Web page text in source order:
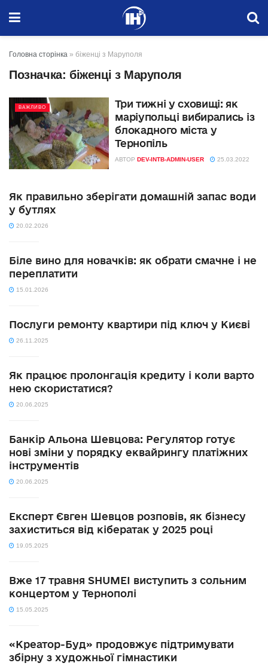
Головна сторінка » біженці з Маруполя
Позначка: біженці з Маруполя
ВАЖЛИВО
Три тижні у сховищі: як
маріупольці вибирались із
блокадного міста у
Тернопіль
АВТОР DEV-INTB-ADMIN-USER 25.03.2022
Як правильно зберігати домашній запас води
у бутлях
20.02.2026
Біле вино для новачків: як обрати смачне і не
переплатити
15.01.2026
Послуги ремонту квартири під ключ у Києві
26.11.2025
Як працює пролонгація кредиту і коли варто
нею скористатися?
20.06.2025
Банкір Альона Шевцова: Регулятор готує
нові зміни у порядку еквайрингу платіжних
інструментів
20.06.2025
Експерт Євген Шевцов розповів, як бізнесу
захиститься від кібератак у 2025 році
19.05.2025
Вже 17 травня SHUMEI виступить з сольним
концертом у Тернополі
15.05.2025
«Креатор-Буд» продовжує підтримувати
збірну з художньої гімнастики